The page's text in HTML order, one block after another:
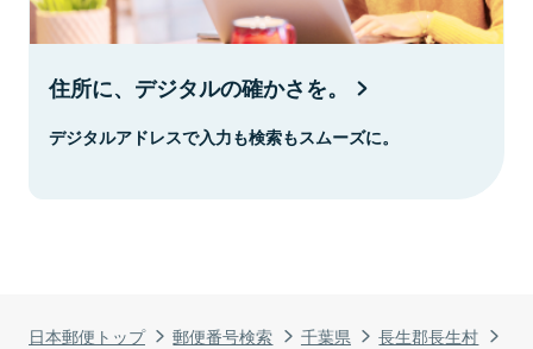
日本郵便トップ 郵便番号検索 千葉県
長生郡長生村
住所に、デジタルの確かさを。
デジタルアドレスで入力も検索もスムーズに。